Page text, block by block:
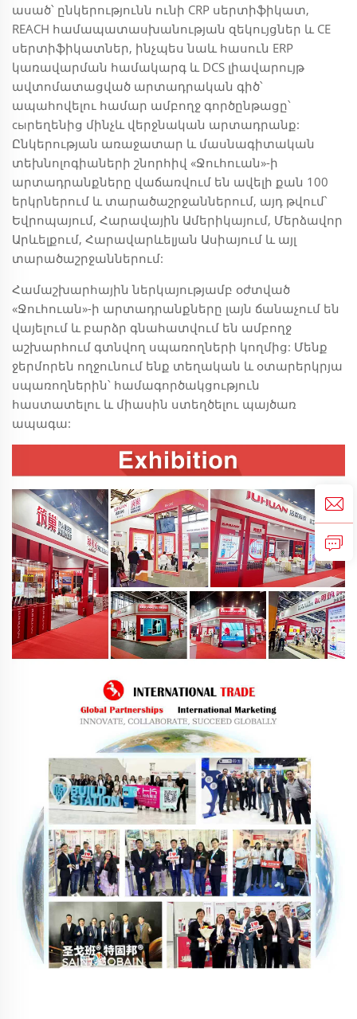
ասած՝ ընկերությունն ունի CRP սերտիֆիկատ,
REACH համապատասխանության զեկույցներ և CE
սերտիֆիկատներ, ինչպես նաև հասուն ERP
կառավարման համակարգ և DCS լիավարույթ
ավտոմատացված արտադրական գիծ՝
ապահովելու համար ամբողջ գործընթացը՝
сыրեղենից մինչև վերջնական արտադրանք:
Ընկերության առաջատար և մասնագիտական
տեխնոլոգիաների շնորհիվ «Ջուհուան»-ի
արտադրանքները վաճառվում են ավելի քան 100
երկրներում և տարածաշրջաններում, այդ թվում՝
Եվրոպայում, Հարավային Ամերիկայում, Մերձավոր
Արևելքում, Հարավարևելյան Ասիայում և այլ
տարածաշրջաններում:
Համաշխարհային ներկայությամբ օժտված
«Ջուհուան»-ի արտադրանքները լայն ճանաչում են
վայելում և բարձր գնահատվում են ամբողջ
աշխարհում գտնվող սպառողների կողմից: Մենք
ջերմորեն ողջունում ենք տեղական և օտարերկրյա
սպառողներին՝ համագործակցություն
հաստատելու և միասին ստեղծելու պայծառ
ապագա: